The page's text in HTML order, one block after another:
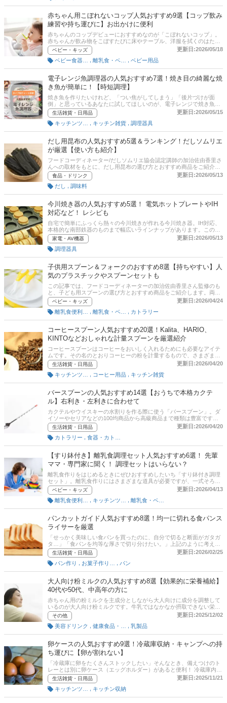
キングも載せているので、売れ筋や口コミもあわせてチェックしてみ
てください。
赤ちゃん用こぼれないコップ人気おすすめ9選【コップ飲み
練習や持ち運びに】お出かけに便利
赤ちゃんのコップデビューにおすすめなのが「こぼれないコップ」。
赤ちゃんが飲み物をこぼすたびに床やテーブル、洋服を拭くのはたい
へんですよね。コップ飲みの練習をはじめるときは、多少傾けたり落
としたりしてもこぼれないコップが便利です！ この記事では、赤ちゃ
んにおすすめのこぼれないコップを紹介します。記事の後半には、コ
ップのみに関するQ&Aも掲載しているので、ぜひチェックしてみてく
ださいね！
ベビー・キッズ
更新日:2026/05/18
ベビー用品
電子レンジ魚調理器の人気おすすめ7選！焼き目の綺麗な焼
き魚が簡単に！【時短調理】
焼き魚を作りたいけれど、「つい焦がしてしまう」「後片づけが面
倒」と思っているあなたに試してほしいのが、電子レンジで焼き魚が
作れる「電子レンジ魚調理器」。この記事では、電子レンジ魚調理器
の選び方とおすすめ商品をご紹介します。魚焼きグリルで焼いたよう
な程よい焦げ目を楽しめるセラミックや陶器製プレートのほか、蒸
す・煮る料理ができるシリコンスチーマーや圧力鍋タイプなど幅広く
厳選しました！魚を時短で美味しく調理できて、お手入れも簡単な電
子レンジ魚調理器を、ぜひ試してみてくださいね。
生活雑貨・日用品
更新日:2026/05/15
キッチン雑貨 調理器具
だし用昆布の人気おすすめ5選＆ランキング！だしソムリエ
が厳選【使い方も紹介】
フードコーディネーター/だしソムリエ協会認定講師の加治佐由香里さ
んへの取材をもとに、だし用昆布の選び方とおすすめ商品をご紹介し
ます。種類や産地についても解説しました。最近は、粉末や液体タイ
プの手軽なだし商品も増えていますが、やはり昆布からとるだしの味
わいは格別！ 記事後半には、通販サイトの最新人気ランキングのリン
クがあるので、売れ筋や口コミも確認してみて。
食品・ドリンク
更新日:2026/05/13
だし
調味料
今川焼き器の人気おすすめ5選！ 電気ホットプレートやIH
対応など！ レシピも
自宅で簡単にふっくら熱々の今川焼きが作れる今川焼き器。IH対応、
本格的な南部鉄器のものまで幅広いラインナップがあります。この記
事では、今川焼き器の選び方、フードコーディネーターの加治佐由香
里さんと編集部が選んだ家庭用のおすすめ商品を紹介します。後半に
は、比較一覧表や通販サイトの最新人気ランキングもあるので、売れ
筋や口コミとあわせてチェックしてみてください。
家電・AV機器
更新日:2026/05/13
調理器具
子供用スプーン＆フォークのおすすめ8選【持ちやすい】人
気のプラスチックやスプーンセットも
この記事では、フードコーディネーターの加治佐由香里さん監修のも
と、子ども用スプーンの選び方とおすすめ商品をご紹介します。両利
き用のスプーンや、おしゃれな木製、洗いやすいシリコン製や丈夫な
ステンレス製などさまざまなイチオシ商品をピックアップ！ プロが選
ぶおすすめランキングと通販サイトの売れ筋人気ランキングもあわせ
てチェックしてくださいね。
ベビー・キッズ
更新日:2026/04/24
カトラリー
コーヒースプーン人気おすすめ20選！Kalita、HARIO、
KINTOなどおしゃれな計量スプーンを厳選紹介
コーヒースプーンはコーヒーをおいしく入れるためにも必要なアイテ
ムです。その名のとおりコーヒーの粉を計量するもので、さまざまな
素材で作られたものが販売されています。種類によってグラム数やサ
イズも異なり、たくさんのメーカーから販売されているので、どれを
選べばよいのか分からないと迷っている人もいるのではないでしょう
か。そこで今回は、日本フードコーディネーター協会理事である加治
佐由香里さんへの取材をもとに、コーヒースプーンのおすすめ商品と
選び方をご紹介します。ぜひこの記事を参考にぴったりのコーヒース
プーンを見つけてください。
生活雑貨・日用品
更新日:2026/04/20
コーヒー用品 キッチン雑貨
バースプーンの人気おすすめ14選【おうちで本格カクテ
ル】右利き・左利きに合わせて
カクテルやウイスキーの水割りを作る際に使う「バースプーン」。ダ
イソーやセリアなどの100均商品から高級商品まで種類は豊富です。
おしゃれでかっこいいバーアイテムを使えば、家庭でのカクテルタイ
ムの気分が盛り上がりますよ。この記事では、フードコーディネータ
ーの加治佐由香里さんへの取材をもとに、バースプーンの選び方とお
すすめ商品を紹介します。ねじれの向きで右利き・左利き用がありま
す。スプーンの持ち方や使い方、回し方も解説！後半には、比較一覧
表や通販サイトの最新人気ランキングもあるので、売れ筋や口コミと
あわせてチェックしてみてください。
生活雑貨・日用品
更新日:2026/04/20
カトラリー
【すり鉢付き】離乳食調理セット人気おすすめ6選！ 先輩
ママ・専門家に聞く！ 調理セットはいらない？
離乳食作りをはじめるときにぜひおすすめしたいち「すり鉢付き調理
セット」。離乳食作りにはさまざまな道具が必要ですが、一式そろっ
たセットならひとつあればOKで超便利。この記事では、フードコーデ
ィネーターの加治佐 由香里さんへの取材をもとに、すり鉢つきの離乳
食調理セットの選び方とおすすめ商品をご紹介！ Amazon、楽天市
場、Yahoo!ショッピングの売れ筋人気ランキングもあわせてチェック
ベビー・キッズ
更新日:2026/04/13
パンカットガイド人気おすすめ8選！均一に切れる食パンス
ライサーを厳選
「せっかく美味しい食パンを買ったのに、自分で切ると断面がガタガ
タ…」「食パンを均等な厚さで切り分けたい。」上記のように考えて
いる方必見！ パンカットガイドは半斤や一斤の食パンをセットするだ
けで、簡単にお好みの厚さにカットできるアイテムです。ダイソーな
どの100均でも購入することができますが、品揃えが豊富な通販サイ
トをチェックしてみてるのがおすすめ！この記事では、パンカットガ
イドの選び方とおすすめの商品を紹介します。厚さ調整機能付きや折
りたたみできるコンパクトタイプなど商品を厳選しました。通販サイ
トの人気ランキングや口コミも参考にしながら、お気に入りの商品を
みつけてくださいね。
生活雑貨・日用品
更新日:2026/02/25
パン作り
パン
大人向け粉ミルクの人気おすすめ8選【効果的に栄養補給】
40代や50代、中高年の方に
赤ちゃん用の粉ミルクを主成分としながら大人向けに成分を調整して
いるのが大人向け粉ミルクです。牛乳ではなかなか摂取できない栄養
素、カルシウムやDHA、ビタミンDや鉄分などが配合されています。
この記事では、フードコーディネーターの加治佐由香里さんにお話を
うかがい、大人向け粉ミルクの選び方とおすすめ商品をご紹介しま
す。水に溶かして飲む以外のアレンジの方法も紹介しています！
その他
更新日:2025/12/02
美容ドリンク
乳製品
卵ケースの人気おすすめ9選！冷蔵庫収納・キャンプへの持
ち運びに【卵が割れない】
「冷蔵庫に卵をたくさんストックしたい」そんなとき、備えつけのト
レーとは別に卵ケース（エッグホルダー）があると便利！ 冷蔵庫内の
デッドスペースを活用して生卵やゆで卵を綺麗に収納できます。さら
に、「キャンプ・登山などに、卵が割れないように持ち運びたい」と
いう場面でも、アウトドアブランドが出している2個入り・６個入り
などの持ち運び専用卵ケースが大活躍！この記事では、卵ケースの選
生活雑貨・日用品
更新日:2025/11/21
キッチン収納